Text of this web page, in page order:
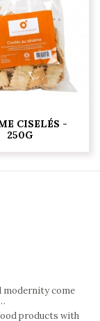
CISELÉS -
250G
modernity come
products with